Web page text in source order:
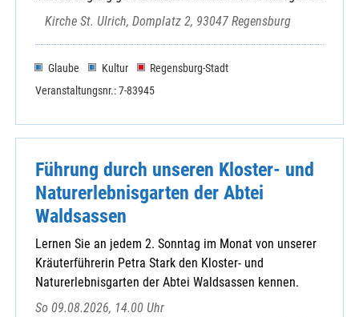
Kirche St. Ulrich, Domplatz 2, 93047 Regensburg
Glaube Kultur
Regensburg-Stadt
Veranstaltungsnr.: 7-83945
Führung durch unseren Kloster- und
Naturerlebnisgarten der Abtei
Waldsassen
Lernen Sie an jedem 2. Sonntag im Monat von unserer
Kräuterführerin Petra Stark den Kloster- und
Naturerlebnisgarten der Abtei Waldsassen kennen.
So 09.08.2026, 14.00 Uhr